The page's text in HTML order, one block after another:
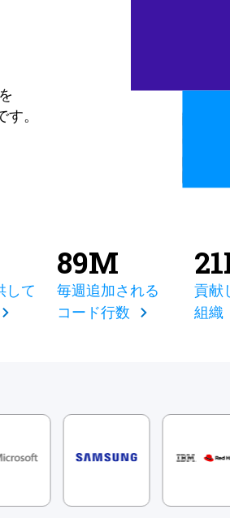
。
して
89M
毎週追加される
コード行数
貢献
組織